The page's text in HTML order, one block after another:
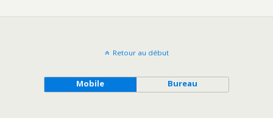
Retour au début
Mobile Bureau